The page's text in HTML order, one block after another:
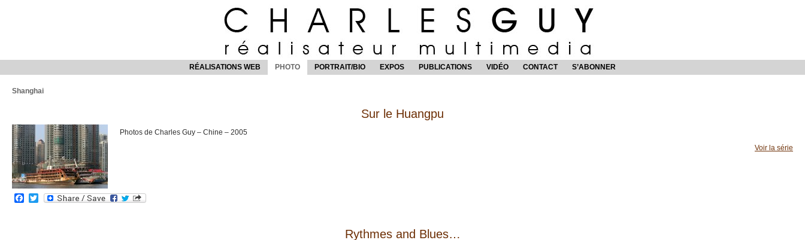
RÉALISATIONS WEB PHOTO PORTRAIT/BIO EXPOS PUBLICATIONS VIDÉO CONTACT S’ABONNER
Shanghai
Sur le Huangpu
Photos de Charles Guy – Chine – 2005
Voir la série
Facebook
Twitter
Rythmes and Blues…